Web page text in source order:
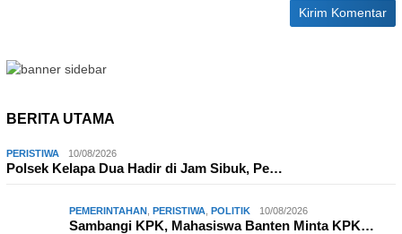
BERITA UTAMA
PERISTIWA 10/08/2026
Polsek Kelapa Dua Hadir di Jam Sibuk, Pe…
PEMERINTAHAN PERISTIWA POLITIK 10/08/2026
Sambangi KPK, Mahasiswa Banten Minta KPK…